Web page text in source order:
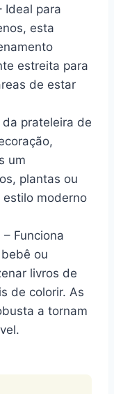
Ideal para
esta
estreita para
de estar
prateleira de
um
plantas ou
moderno
Funciona
ou
livros de
de colorir. As
a tornam